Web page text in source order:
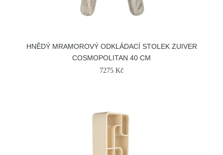
HNĚDÝ MRAMOROVÝ ODKLÁDACÍ STOLEK ZUIVER
COSMOPOLITAN 40 CM
7275 Kč